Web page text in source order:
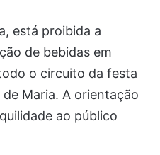
está proibida a
de bebidas em
o circuito da festa
Maria. A orientação
ao público